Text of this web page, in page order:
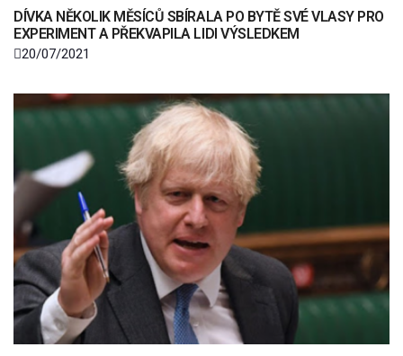
DÍVKA NĚKOLIK MĚSÍCŮ SBÍRALA PO BYTĚ SVÉ VLASY PRO
EXPERIMENT A PŘEKVAPILA LIDI VÝSLEDKEM
20/07/2021